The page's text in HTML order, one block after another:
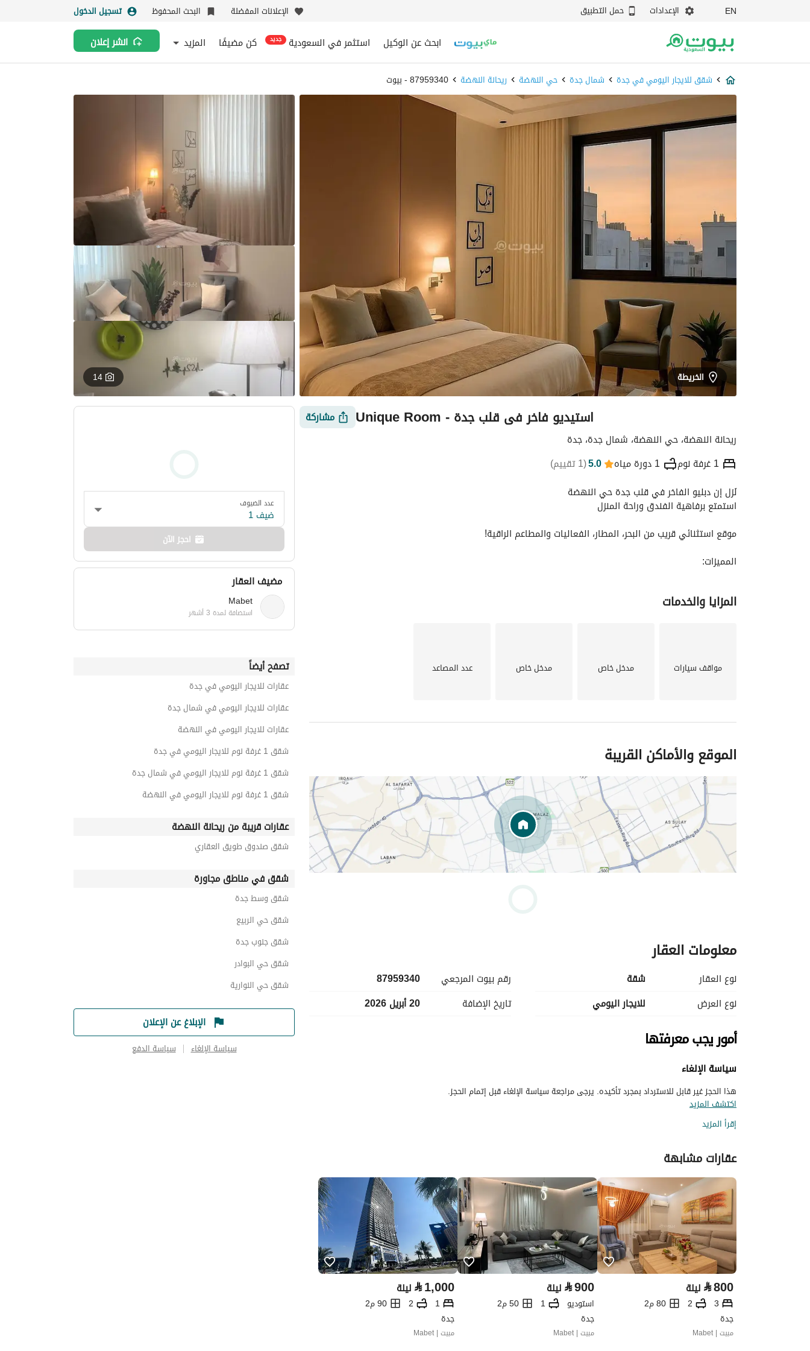
EN الإعدادات حمل التطبيق الإعلانات المفضلة البحث المحفوظ تسجيل الدخول
ابحث عن الوكيل استثمر في السعودية جديد كن مضيفًا المزيد انشر إعلان
شقق للايجار اليومي في جدة شمال جدة حي النهضة ريحانة النهضة 87959340 - بيوت
الخريطة 14
استيديو فاخر في قلب جدة - Unique Room
مشاركة
ريحانة النهضة، حي النهضة، شمال جدة، جدة
1 غرفة نوم 1 دورة مياه 5.0
(1 تقييم )
التفاصيل الموقع والأماكن القريبة أمور يجب معرفتها
نُزل إن دبليو الفاخر في قلب جدة حي النهضة
استمتع برفاهية الفندق وراحة المنزل
موقع استثنائي قريب من البحر، المطار، الفعاليات والمطاعم الراقية!
المميزات:
•	كهرباء وصيانة مجانيةالمزايا والخدمات
مواقف سيارات مدخل خاص مدخل خاص عدد المصاعد
الموقع والأماكن القريبة
معلومات العقار
نوع العقار
شقة
نوع العرض
للايجار اليومي
رقم بيوت المرجعي
87959340
تاريخ الإضافة
20 أبريل 2026
أمور يجب معرفتها
سياسة الإلغاء
هذا الحجز غير قابل للاسترداد بمجرد تأكيده. يرجى مراجعة سياسة الإلغاء قبل إتمام الحجز.
اكتشف المزيد
إقرأ المزيد
عقارات مشابهة
⃁800 ليلة
3
2
80 م2
جدة
مبيت | Mabet
⃁900 ليلة
استوديو 1
50 م2
جدة
مبيت | Mabet
⃁1,000 ليلة
1
2
90 م2
جدة
مبيت | Mabet
عدد الضيوف
ضيف 1
احجز الآن
مضيف العقار
Mabet
استضافة لمدة 3 أشهر
تصفح أيضاً
عقارات للايجار اليومي في جدة
عقارات للايجار اليومي في شمال جدة
عقارات للايجار اليومي في النهضة
شقق 1 غرفة نوم للايجار اليومي في جدة
شقق 1 غرفة نوم للايجار اليومي في شمال جدة
شقق 1 غرفة نوم للايجار اليومي في النهضة
عقارات قريبة من ريحانة النهضة
شقق صندوق طويق العقاري
شقق في مناطق مجاورة
شقق وسط جدة
شقق حي الربيع
شقق جنوب جدة
شقق حي البوادر
شقق حي النوارية
الإبلاغ عن الإعلان
سياسة الإلغاء سياسة الدفع